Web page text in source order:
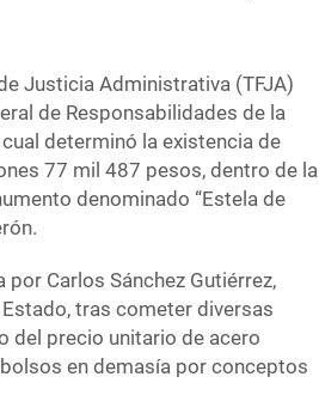
Justicia Administrativa (TFJA)
de Responsabilidades de la
determinó la existencia de
77 mil 487 pesos, dentro de la
denominado “Estela de
Carlos Sánchez Gutiérrez,
tras cometer diversas
del precio unitario de acero
en demasía por conceptos